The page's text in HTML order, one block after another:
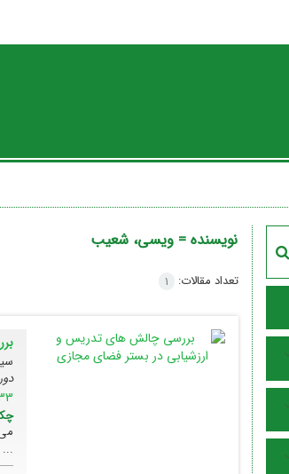
نویسنده =ویسی، شعیب
تعداد مقالات: 1
دوره 2، شماره
...